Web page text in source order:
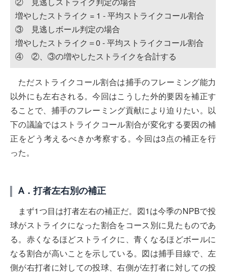
増やしたストライク = 1 - 平均ストライクコール割合
③ 見逃しボール判定の場合
増やしたストライク＝0 - 平均ストライクコール割合
④ ②、③の増やしたストライクを合計する
ただストライクコール割合は捕手のフレーミング能力
以外にも左右される。今回はこうした外的要因を補正す
ることで、捕手のフレーミング貢献により迫りたい。以
下の議論ではストライクコール割合が変化する要因の補
正をどう考えるべきか考察する。今回は3点の補正を行
った。
A．打者左右別の補正
まず1つ目は打者左右の補正だ。図1は今季のNPBで投
球がストライクになった割合をコース別に見たものであ
る。赤くなるほどストライクに、青くなるほどボールに
なる割合が高いことを示している。図は捕手目線で、左
側が右打者に対しての投球、右側が左打者に対しての投